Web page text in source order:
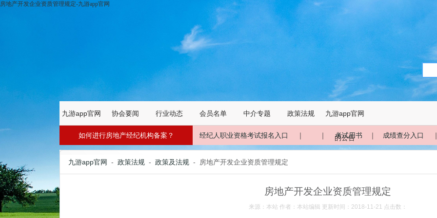
房地产开发企业资质管理规定-九游app官网
九游app官网 协会要闻 行业动态 会员名单 中介专题 政策法规 九游app官网
的公告
如何进行房地产经纪机构备案？ 经纪人职业资格考试报名入口 ｜ ｜ 考试用书 ｜ 成绩查分入口
九游app官网 - 政策法规 - 政策及法规 - 房地产开发企业资质管理规定
房地产开发企业资质管理规定
来源：本站 作者：本站编辑 更新时间：2018-11-21 点击数：